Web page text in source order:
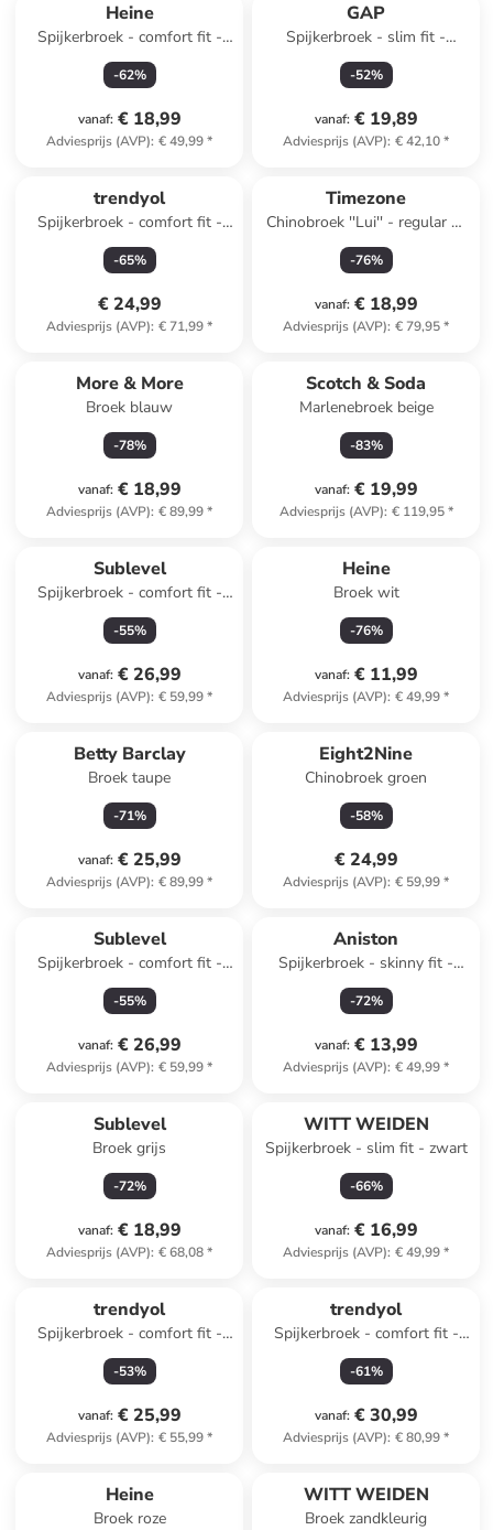
Heine
Spijkerbroek - comfort fit -
crème
-62%
vanaf: € 18,99
Adviesprijs (AVP): € 49,99*
GAP
Spijkerbroek - slim fit -
donkerblauw
-52%
vanaf: € 19,89
Adviesprijs (AVP): € 42,10*
trendyol
Spijkerbroek - comfort fit -
blauw
-65%
€ 24,99
Adviesprijs (AVP): € 71,99*
Timezone
Chinobroek ''Lui'' - regular fit
- blauwgrijs
-76%
vanaf: € 18,99
Adviesprijs (AVP): € 79,95*
More & More
Broek blauw
-78%
vanaf: € 18,99
Adviesprijs (AVP): € 89,99*
Scotch & Soda
Marlenebroek beige
-83%
vanaf: € 19,99
Adviesprijs (AVP): € 119,95*
Sublevel
Spijkerbroek - comfort fit -
blauw
-55%
vanaf: € 26,99
Adviesprijs (AVP): € 59,99*
Heine
Broek wit
-76%
vanaf: € 11,99
Adviesprijs (AVP): € 49,99*
Betty Barclay
Broek taupe
-71%
vanaf: € 25,99
Adviesprijs (AVP): € 89,99*
Eight2Nine
Chinobroek groen
-58%
€ 24,99
Adviesprijs (AVP): € 59,99*
Sublevel
Spijkerbroek - comfort fit -
lichtblauw
-55%
vanaf: € 26,99
Adviesprijs (AVP): € 59,99*
Aniston
Spijkerbroek - skinny fit -
blauw
-72%
vanaf: € 13,99
Adviesprijs (AVP): € 49,99*
Sublevel
Broek grijs
-72%
vanaf: € 18,99
Adviesprijs (AVP): € 68,08*
WITT WEIDEN
Spijkerbroek - slim fit - zwart
-66%
vanaf: € 16,99
Adviesprijs (AVP): € 49,99*
trendyol
Spijkerbroek - comfort fit -
donkerblauw
-53%
vanaf: € 25,99
Adviesprijs (AVP): € 55,99*
trendyol
Spijkerbroek - comfort fit -
blauw
-61%
vanaf: € 30,99
Adviesprijs (AVP): € 80,99*
Heine
Broek roze
WITT WEIDEN
Broek zandkleurig